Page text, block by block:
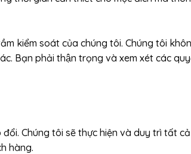
kiểm soát của chúng tôi. Chúng tôi
Bạn phải thận trọng và xem xét các
Chúng tôi sẽ thực hiện và duy trì tất
hàng.